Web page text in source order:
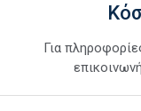
Για